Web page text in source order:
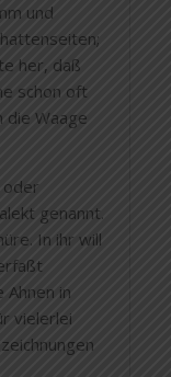
und
her, daß
schon oft
die Waage
oder
genannt.
In ihr will
in
vielerlei